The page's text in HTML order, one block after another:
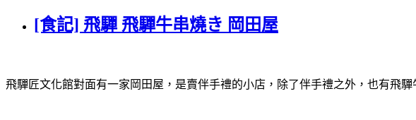
[食記] 飛驒 飛驒牛串燒き 岡田屋
飛驒匠文化館對面有一家岡田屋，是賣伴手禮的小店，除了伴手禮之外，也有飛驒